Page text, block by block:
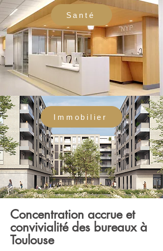
Santé
Immobilier
Concentration accrue et
convivialité des bureaux à
Toulouse